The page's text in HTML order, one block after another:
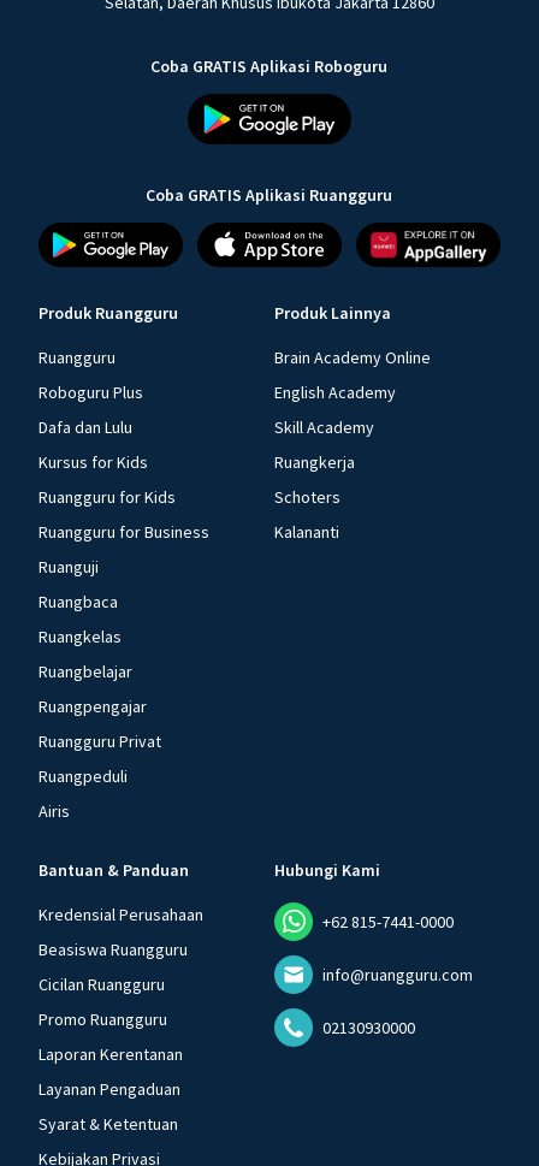
Coba GRATIS Aplikasi Roboguru
Coba GRATIS Aplikasi Ruangguru
Produk Ruangguru
Ruangguru
Roboguru Plus
Dafa dan Lulu
Kursus for Kids
Ruangguru for Kids
Ruangguru for Business
Ruanguji
Ruangbaca
Ruangkelas
Ruangbelajar
Ruangpengajar
Ruangguru Privat
Ruangpeduli
Airis
Produk Lainnya
Brain Academy Online
English Academy
Skill Academy
Ruangkerja
Schoters
Kalananti
Bantuan & Panduan
Kredensial Perusahaan
Beasiswa Ruangguru
Cicilan Ruangguru
Promo Ruangguru
Laporan Kerentanan
Layanan Pengaduan
Syarat & Ketentuan
Kebijakan Privasi
Hubungi Kami
+62 815-7441-0000
info@ruangguru.com
02130930000